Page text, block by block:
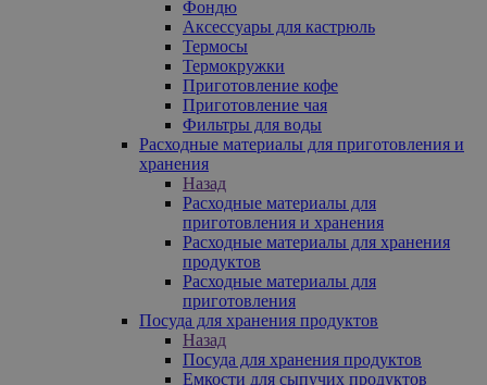
Фондю
Аксессуары для кастрюль
Термосы
Термокружки
Приготовление кофе
Приготовление чая
Фильтры для воды
Расходные материалы для приготовления и
хранения
Назад
Расходные материалы для
приготовления и хранения
Расходные материалы для хранения
продуктов
Расходные материалы для
приготовления
Посуда для хранения продуктов
Назад
Посуда для хранения продуктов
Емкости для сыпучих продуктов